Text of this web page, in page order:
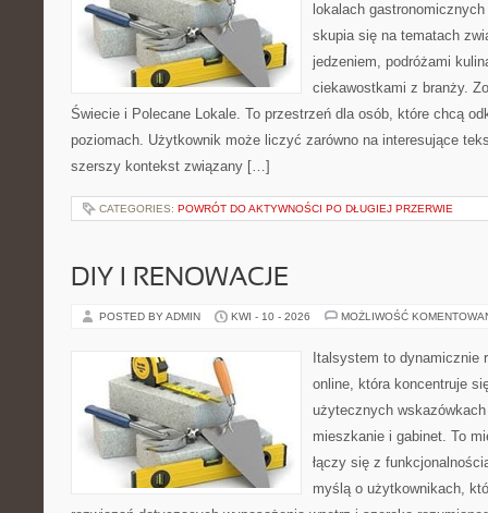
lokalach
skupia się na tematach
jedzeniem, podróżami
ciekawostkami z branży.
Świecie i Polecane Lokale. To przestrzeń dla osób, które chcą
poziomach. Użytkownik może liczyć zarówno na interesujące
szerszy kontekst związany […]
CATEGORIES: POWRÓT DO AKTYWNOŚCI PO DŁUGIEJ PRZERWIE
DIY I RENOWACJE
POSTED BY ADMIN KWI - 10 - 2026 MOŻLIWOŚĆ
Italsystem to dynamicznie
online, która koncentruje
użytecznych
mieszkanie i gabinet. To
łączy się z
myślą o użytkownikach,